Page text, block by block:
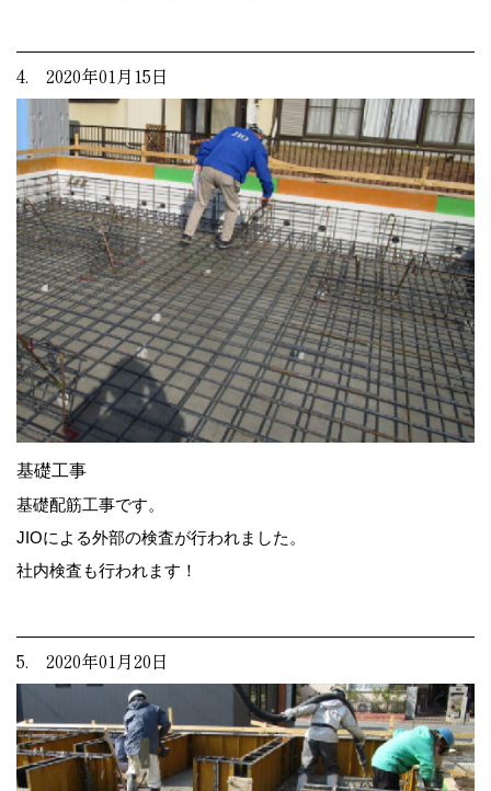
4. 2020年01月15日
基礎工事
基礎配筋工事です。
JIOによる外部の検査が行われました。
社内検査も行われます！
5. 2020年01月20日